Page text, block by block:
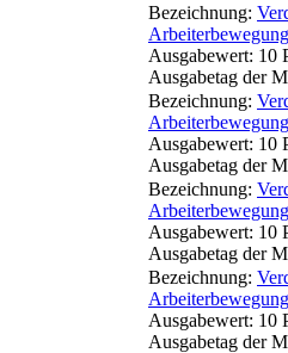
Bezeichnung:
Ausgabewert: 10
Ausgabetag der
Bezeichnung:
Ausgabewert: 10
Ausgabetag der
Bezeichnung:
Ausgabewert: 10
Ausgabetag der
Bezeichnung:
Ausgabewert: 10
Ausgabetag der